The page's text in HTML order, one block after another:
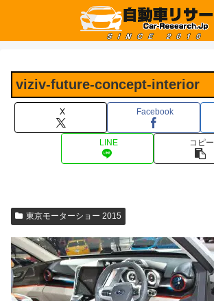
viziv-future-concept-interior
X Facebook
LINE コピー
東京モーターショー 2015